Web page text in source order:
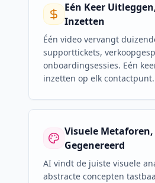
Eén Keer
Inzetten
Één video vervangt
supporttickets,
onboardingsessies. Eén
inzetten op elk contactpunt.
Visuele
Gegenereerd
AI vindt de juiste visuele
abstracte concepten